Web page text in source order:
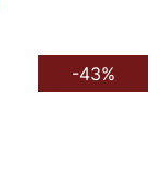
-43%